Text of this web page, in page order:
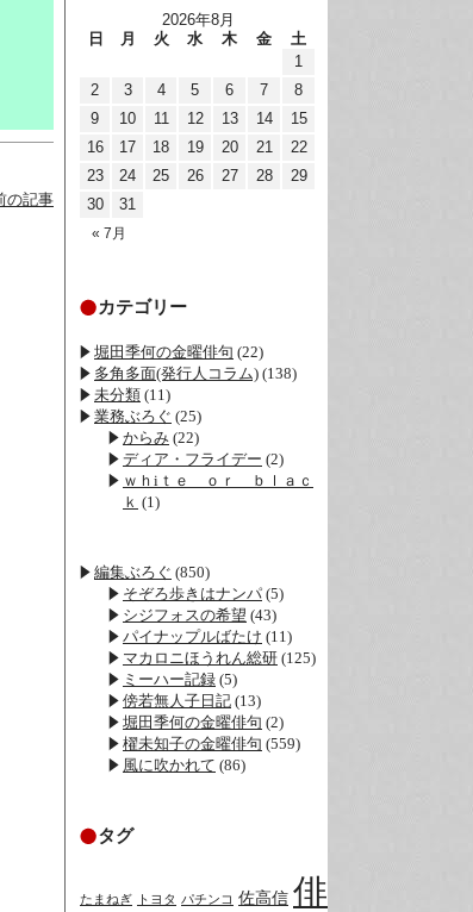
記事
2026年8月
日
月 火 水 木 金 土
« 7月
1
2
3 4 5 6 7
8
9
10 11 12 13 14
15
16
17 18 19 20 21
22
23
24 25 26 27 28
29
30
31
カテゴリー
堀田季何の金曜俳句 (22)
多角多面(発行人コラム) (138)
未分類 (11)
業務ぶろぐ (25)
からみ (22)
ディア・フライデー (2)
ｗｈiｔｅ ｏｒ ｂｌａｃ
ｋ (1)
編集ぶろぐ (850)
そぞろ歩きはナンパ (5)
シジフォスの希望 (43)
パイナップルばたけ (11)
マカロニほうれん総研 (125)
ミーハー記録 (5)
傍若無人子日記 (13)
堀田季何の金曜俳句 (2)
櫂未知子の金曜俳句 (559)
風に吹かれて (86)
タグ
たまねぎ トヨタ パチンコ 佐高信 俳